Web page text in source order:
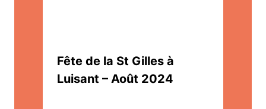
Fête de la St Gilles à
Luisant – Août 2024